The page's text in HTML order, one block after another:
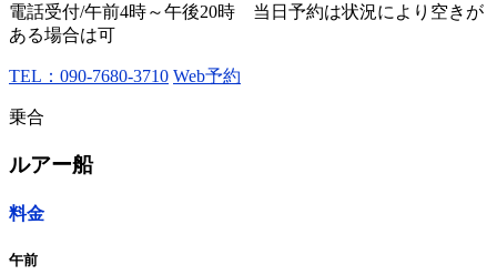
電話受付/午前4時～午後20時 当日予約は状況により空きが
ある場合は可
TEL：090-7680-3710 Web予約
乗合
ルアー船
料金
午前